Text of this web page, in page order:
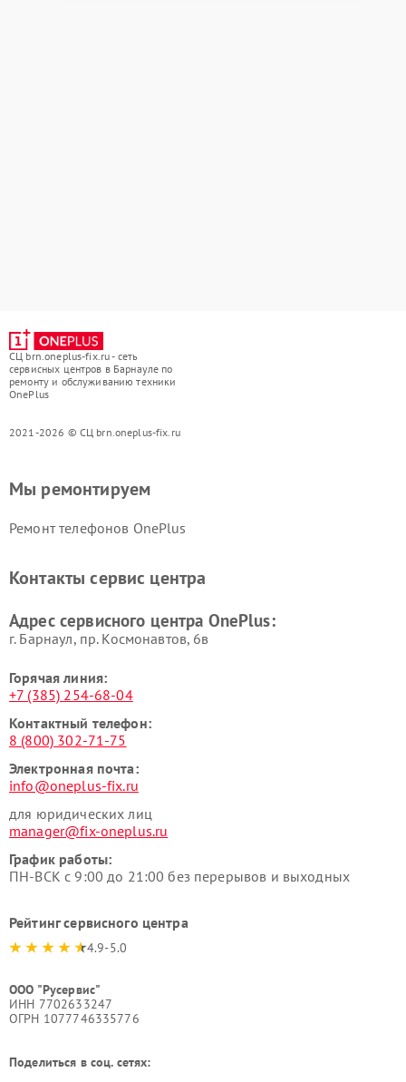
СЦ brn.oneplus-fix.ru - сеть
сервисных центров в Барнауле по
ремонту и обслуживанию техники
OnePlus
2021-2026 © СЦ brn.oneplus-fix.ru
Мы ремонтируем
Ремонт телефонов OnePlus
Контакты сервис центра
Адрес сервисного центра OnePlus:
г. Барнаул, ​пр. Космонавтов, 6в
Горячая линия:
+7 (385) 254-68-04
Контактный телефон:
8 (800) 302-71-75
Электронная почта:
info@oneplus-fix.ru
для юридических лиц
manager@fix-oneplus.ru
График работы:
ПН-ВСК с 9:00 до 21:00 без перерывов и выходных
Рейтинг сервисного центра
4.9-5.0
ООО "Русервис"
ИНН 7702633247
ОГРН 1077746335776
Поделиться в соц. сетях: